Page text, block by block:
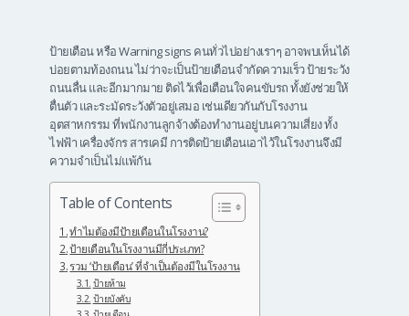
ป้ายเตือน หรือ Warning signs คนทั่วไปอย่างเราๆ อาจพบเห็นได้
บ่อยตามท้องถนน ไม่ว่าจะเป็นป้ายเตือนจำกัดความเร็ว ป้ายระวัง
ถนนลื่น และอีกมากมาย ติดไว้เพื่อเตือนใจคนขับรถ ทั้งยังช่วยให้
ตื่นตัว และระมัดระวังตัวอยู่เสมอ เช่นเดียวกันกับโรงงาน
อุตสาหกรรม ที่พนักงานลูกจ้างต้องทำงานอยู่บนความเสี่ยง ทั้ง
ไฟฟ้า เครื่องจักร สารเคมี การติดป้ายเตือนเอาไว้ในโรงงานจึงมี
ความจำเป็นไม่แพ้กัน
Table of Contents
ทำไมต้องมีป้ายเตือนในโรงงาน?
ป้ายเตือนในโรงงานมีกี่ประเภท?
รวม ‘ป้ายเตือน’ ที่จำเป็นต้องมีในโรงงาน
ป้ายห้าม
ป้ายบังคับ